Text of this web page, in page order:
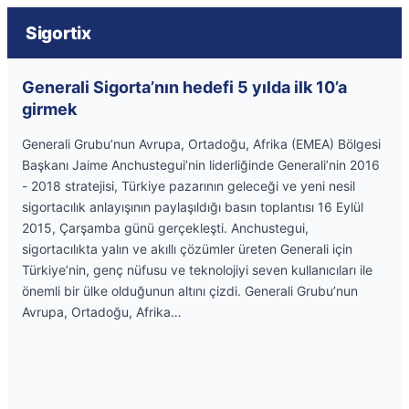
Sigortix
Generali Sigorta’nın hedefi 5 yılda ilk 10’a
girmek
Generali Grubu’nun Avrupa, Ortadoğu, Afrika (EMEA) Bölgesi
Başkanı Jaime Anchustegui’nin liderliğinde Generali’nin 2016
- 2018 stratejisi, Türkiye pazarının geleceği ve yeni nesil
sigortacılık anlayışının paylaşıldığı basın toplantısı 16 Eylül
2015, Çarşamba günü gerçekleşti. Anchustegui,
sigortacılıkta yalın ve akıllı çözümler üreten Generali için
Türkiye’nin, genç nüfusu ve teknolojiyi seven kullanıcıları ile
önemli bir ülke olduğunun altını çizdi. Generali Grubu’nun
Avrupa, Ortadoğu, Afrika…